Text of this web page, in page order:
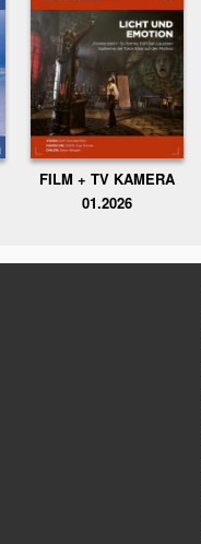
FILM + TV KAMERA
01.2026